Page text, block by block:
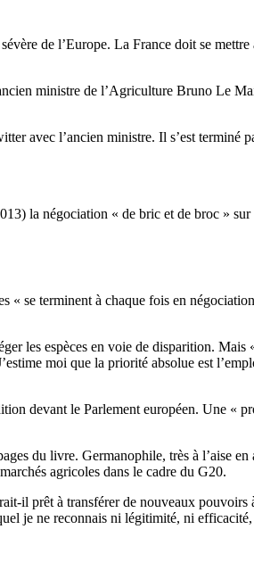
de l’Europe. La France doit se
ministre de l’Agriculture Bruno Le
avec l’ancien ministre. Il s’est
la négociation « de bric et de broc » sur
se terminent à chaque fois en
les espèces en voie de disparition.
moi que la priorité absolue est
devant le Parlement européen. Une «
du livre. Germanophile, très à l’aise
agricoles dans le cadre du G20.
il prêt à transférer de nouveaux pouvoirs
je ne reconnais ni légitimité, ni